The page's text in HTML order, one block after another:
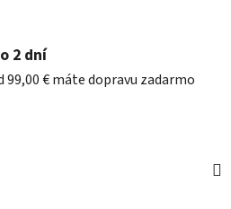
2 dní
99,00 € máte dopravu zadarmo